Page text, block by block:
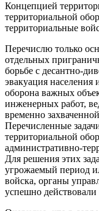
Концепцией
территориальной
территориальные
Перечислю только
отдельных
борьбе с десантно-
эвакуация населения
оборона важных
инженерных работ,
временно
Перечисленные
территориальной
административно-
Для решения этих
угрожаемый период
войска, органы
успешно